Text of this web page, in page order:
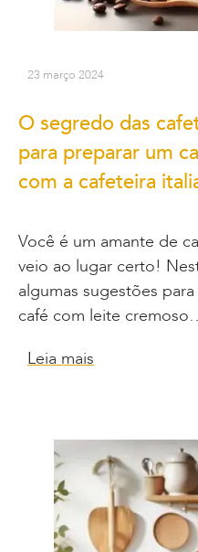
23 março 2024
O segredo das
para preparar um
com a cafeteira
Você é um amante de
veio ao lugar certo!
algumas sugestões
café com leite
Leia mais